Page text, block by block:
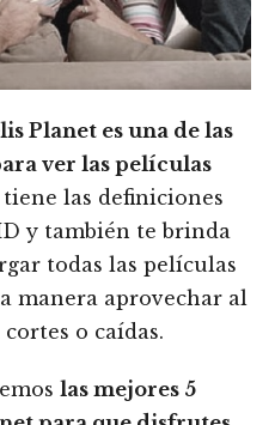
Planet es una de las
ver las películas
tiene las definiciones
y también te brinda
todas las películas
manera aprovechar al
o caídas.
las mejores 5